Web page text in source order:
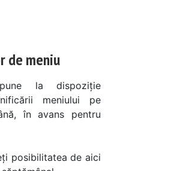
de meniu
la dispoziție
meniului pe
în avans pentru
posibilitatea de aici